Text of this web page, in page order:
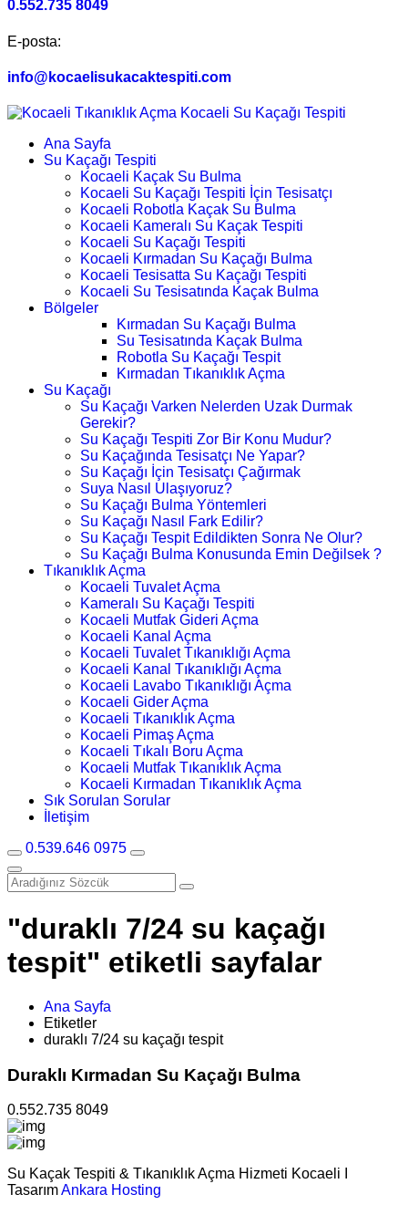
0.552.735 8049
E-posta:
info@kocaelisukacaktespiti.com
Ana Sayfa
Su Kaçağı Tespiti
Kocaeli Kaçak Su Bulma
Kocaeli Su Kaçağı Tespiti İçin Tesisatçı
Kocaeli Robotla Kaçak Su Bulma
Kocaeli Kameralı Su Kaçak Tespiti
Kocaeli Su Kaçağı Tespiti
Kocaeli Kırmadan Su Kaçağı Bulma
Kocaeli Tesisatta Su Kaçağı Tespiti
Kocaeli Su Tesisatında Kaçak Bulma
Bölgeler
Kırmadan Su Kaçağı Bulma
Su Tesisatında Kaçak Bulma
Robotla Su Kaçağı Tespit
Kırmadan Tıkanıklık Açma
Su Kaçağı
Su Kaçağı Varken Nelerden Uzak Durmak
Gerekir?
Su Kaçağı Tespiti Zor Bir Konu Mudur?
Su Kaçağında Tesisatçı Ne Yapar?
Su Kaçağı İçin Tesisatçı Çağırmak
Suya Nasıl Ulaşıyoruz?
Su Kaçağı Bulma Yöntemleri
Su Kaçağı Nasıl Fark Edilir?
Su Kaçağı Tespit Edildikten Sonra Ne Olur?
Su Kaçağı Bulma Konusunda Emin Değilsek ?
Tıkanıklık Açma
Kocaeli Tuvalet Açma
Kameralı Su Kaçağı Tespiti
Kocaeli Mutfak Gideri Açma
Kocaeli Kanal Açma
Kocaeli Tuvalet Tıkanıklığı Açma
Kocaeli Kanal Tıkanıklığı Açma
Kocaeli Lavabo Tıkanıklığı Açma
Kocaeli Gider Açma
Kocaeli Tıkanıklık Açma
Kocaeli Pimaş Açma
Kocaeli Tıkalı Boru Açma
Kocaeli Mutfak Tıkanıklık Açma
Kocaeli Kırmadan Tıkanıklık Açma
Sık Sorulan Sorular
İletişim
0.539.646 0975
"duraklı 7/24 su kaçağı
tespit" etiketli sayfalar
Ana Sayfa
Etiketler
duraklı 7/24 su kaçağı tespit
Duraklı Kırmadan Su Kaçağı Bulma
0.552.735 8049
Su Kaçak Tespiti & Tıkanıklık Açma Hizmeti Kocaeli I
TasarımAnkara Hosting